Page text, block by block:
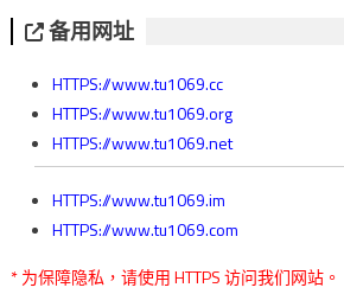
备用网址
HTTPS://www.tu1069.cc
HTTPS://www.tu1069.org
HTTPS://www.tu1069.net
HTTPS://www.tu1069.im
HTTPS://www.tu1069.com
* 为保障隐私，请使用 HTTPS 访问我们网站。